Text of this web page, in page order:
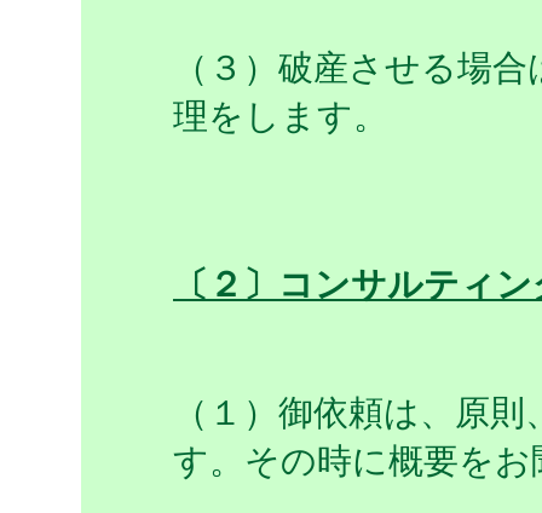
（３）破産させる場
理をします。
〔２〕コンサルティ
（１）御依頼は、原
す。その時に概要を